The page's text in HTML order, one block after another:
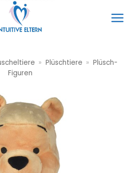
» Plüschtiere » Plüsch-
Figuren